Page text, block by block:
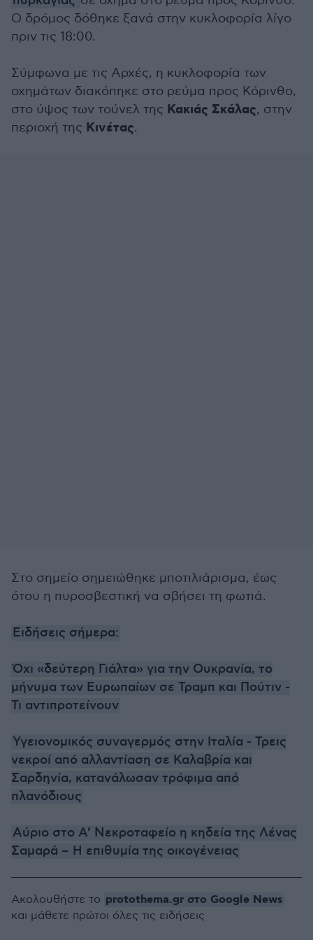
Ο δρόμος δόθηκε ξανά στην κυκλοφορία λίγο
πριν τις 18:00.
Σύμφωνα με τις Αρχές, η κυκλοφορία των
οχημάτων διακόπηκε στο ρεύμα προς Κόρινθο,
στο ύψος των τούνελ της Κακιάς Σκάλας, στην
περιοχή της Κινέτας.
Στο σημείο σημειώθηκε μποτιλιάρισμα, έως
ότου η πυροσβεστική να σβήσει τη φωτιά.
Ειδήσεις σήμερα:
Όχι «δεύτερη Γιάλτα» για την Ουκρανία, το
μήνυμα των Ευρωπαίων σε Τραμπ και Πούτιν -
Τι αντιπροτείνουν
Υγειονομικός συναγερμός στην Ιταλία - Τρεις
νεκροί από αλλαντίαση σε Καλαβρία και
Σαρδηνία, κατανάλωσαν τρόφιμα από
πλανόδιους
Αύριο στο Α’ Νεκροταφείο η κηδεία της Λένας
Σαμαρά – Η επιθυμία της οικογένειας
Ακολουθήστε το protothema.gr στο Google News
και μάθετε πρώτοι όλες τις ειδήσεις